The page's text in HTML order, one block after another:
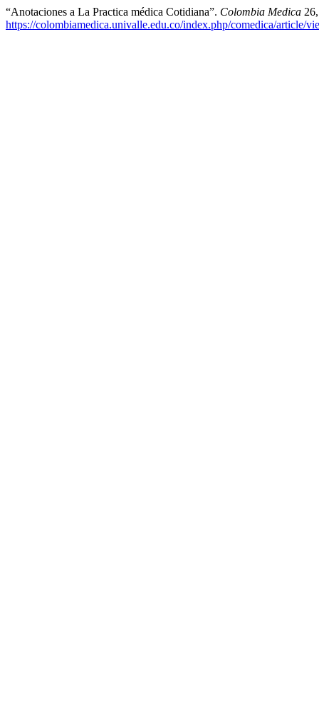
“Anotaciones a La Practica médica Cotidiana”. Colombia Medica
https://colombiamedica.univalle.edu.co/index.php/comedica/article/